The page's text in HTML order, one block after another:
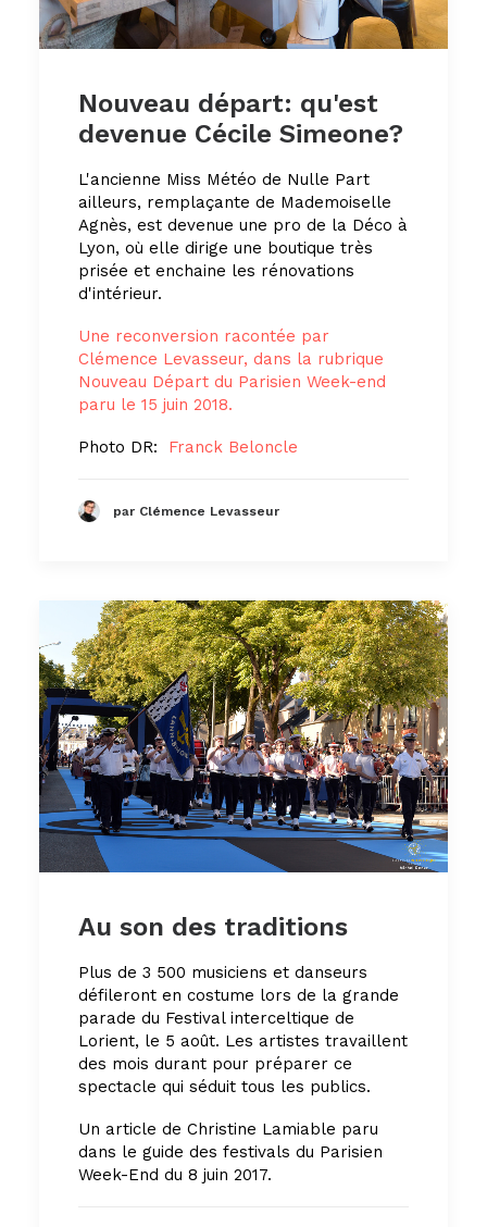
Nouveau départ: qu'est
devenue Cécile Simeone?
L'ancienne Miss Météo de Nulle Part
ailleurs, remplaçante de Mademoiselle
Agnès, est devenue une pro de la Déco à
Lyon, où elle dirige une boutique très
prisée et enchaine les rénovations
d'intérieur.
Une reconversion racontée par
Clémence Levasseur, dans la rubrique
Nouveau Départ du Parisien Week-end
paru le 15 juin 2018.
Photo DR: Franck Beloncle
par Clémence Levasseur
Au son des traditions
Plus de 3 500 musiciens et danseurs
défileront en costume lors de la grande
parade du Festival interceltique de
Lorient, le 5 août. Les artistes travaillent
des mois durant pour préparer ce
spectacle qui séduit tous les publics.
Un article de Christine Lamiable paru
dans le guide des festivals du Parisien
Week-End du 8 juin 2017.